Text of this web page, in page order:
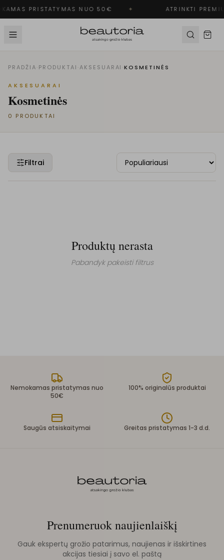
PRISTATYMAS NUO 50€ ✦ ATRINKTI
PRADŽIA·PRODUKTAI ·AKSESUARAI ·KOSMETINĖS
AKSESUARAI
Kosmetinės
0 PRODUKTAI
Filtrai
Produktų nerasta
Pabandyk pakeisti filtrus
Nemokamas pristatymas nuo
50€
100% originalūs produktai
Saugūs atsiskaitymai Greitas pristatymas 1-3 d.d.
Prenumeruok naujienlaiškį
Gauk ekspertų grožio patarimus, naujienas ir išskirtines
akcijas tiesiai į savo el. paštą